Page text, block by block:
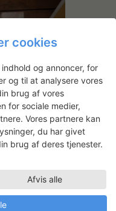
cookies
og annoncer, for
og til at analysere vores
brug af vores
for sociale medier,
Vores partnere kan
du har givet
brug af deres tjenester.
Afvis alle